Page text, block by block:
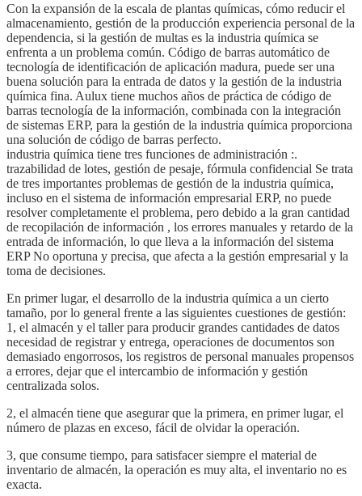
Con la expansión de la escala de plantas químicas, cómo reducir el
almacenamiento, gestión de la producción experiencia personal de la
dependencia, si la gestión de multas es la industria química se
enfrenta a un problema común. Código de barras automático de
tecnología de identificación de aplicación madura, puede ser una
buena solución para la entrada de datos y la gestión de la industria
química fina. Aulux tiene muchos años de práctica de código de
barras tecnología de la información, combinada con la integración
de sistemas ERP, para la gestión de la industria química proporciona
una solución de código de barras perfecto.
industria química tiene tres funciones de administración :.
trazabilidad de lotes, gestión de pesaje, fórmula confidencial Se trata
de tres importantes problemas de gestión de la industria química,
incluso en el sistema de información empresarial ERP, no puede
resolver completamente el problema, pero debido a la gran cantidad
de recopilación de información , los errores manuales y retardo de la
entrada de información, lo que lleva a la información del sistema
ERP No oportuna y precisa, que afecta a la gestión empresarial y la
toma de decisiones.
En primer lugar, el desarrollo de la industria química a un cierto
tamaño, por lo general frente a las siguientes cuestiones de gestión:
1, el almacén y el taller para producir grandes cantidades de datos
necesidad de registrar y entrega, operaciones de documentos son
demasiado engorrosos, los registros de personal manuales propensos
a errores, dejar que el intercambio de información y gestión
centralizada solos.
2, el almacén tiene que asegurar que la primera, en primer lugar, el
número de plazas en exceso, fácil de olvidar la operación.
3, que consume tiempo, para satisfacer siempre el material de
inventario de almacén, la operación es muy alta, el inventario no es
exacta.